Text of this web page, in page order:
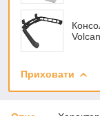
Приховати